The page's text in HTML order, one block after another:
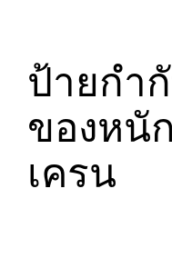
ป้ายกำ
ของหนั
เครน